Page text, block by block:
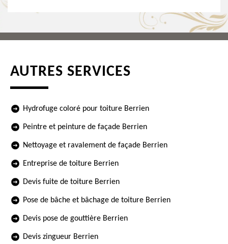
AUTRES SERVICES
Hydrofuge coloré pour toiture Berrien
Peintre et peinture de façade Berrien
Nettoyage et ravalement de façade Berrien
Entreprise de toiture Berrien
Devis fuite de toiture Berrien
Pose de bâche et bâchage de toiture Berrien
Devis pose de gouttière Berrien
Devis zingueur Berrien